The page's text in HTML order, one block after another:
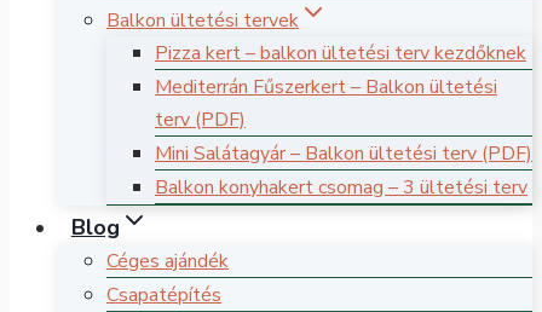
Balkon ültetési tervek
Pizza kert – balkon ültetési terv kezdőknek
Mediterrán Fűszerkert – Balkon ültetési
terv (PDF)
Mini Salátagyár – Balkon ültetési terv (PDF)
Balkon konyhakert csomag – 3 ültetési terv
Blog
Céges ajándék
Csapatépítés